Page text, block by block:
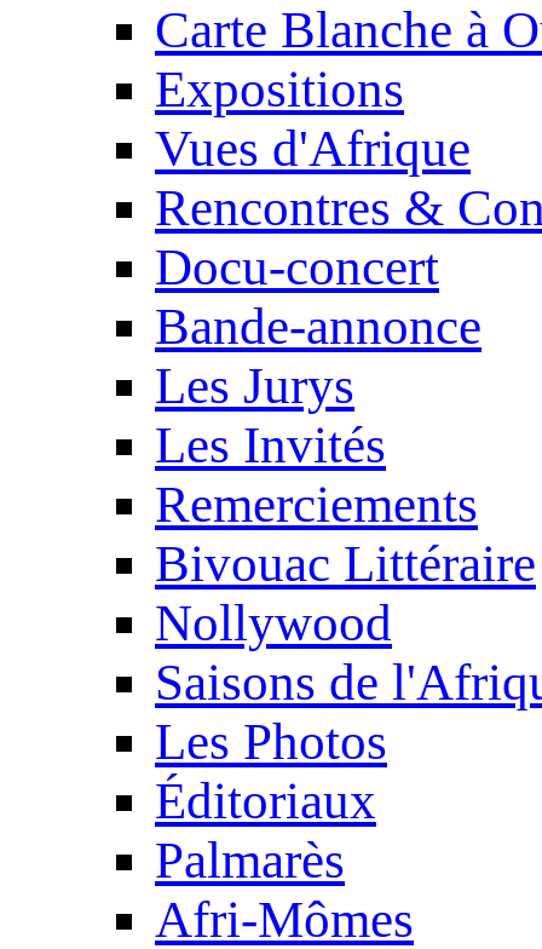
Carte Blanche à
Expositions
Vues d'Afrique
Rencontres &
Docu-concert
Bande-annonce
Les Jurys
Les Invités
Remerciements
Bivouac Littéraire
Nollywood
Saisons de
Les Photos
Éditoriaux
Palmarès
Afri-Mômes